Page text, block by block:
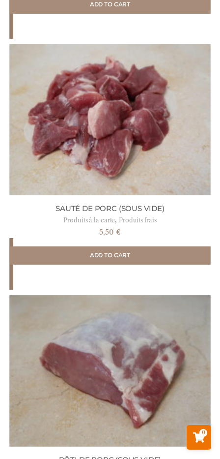
ADD TO CART
SAUTÉ DE PORC (SOUS VIDE)
Produits à la carte, Produits frais
5,50 €
ADD TO CART
0